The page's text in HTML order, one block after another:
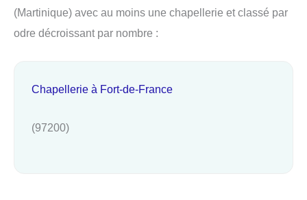
(Martinique) avec au moins une chapellerie et classé par
odre décroissant par nombre :
Chapellerie à Fort-de-France
(97200)